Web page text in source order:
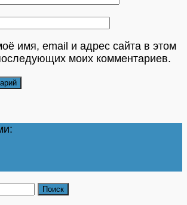
имя, email и адрес сайта в этом
моих комментариев.